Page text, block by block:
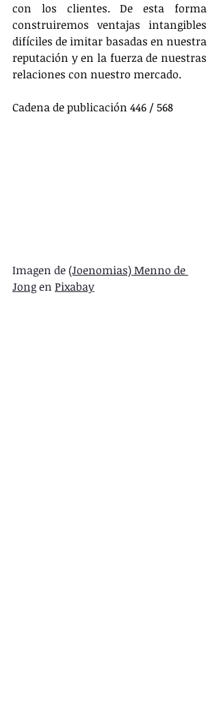
con los clientes. De esta forma
construiremos ventajas intangibles
difíciles de imitar basadas en nuestra
reputación y en la fuerza de nuestras
relaciones con nuestro mercado.
Cadena de publicación 446 / 568
Imagen de (Joenomias) Menno de
Jong en Pixabay